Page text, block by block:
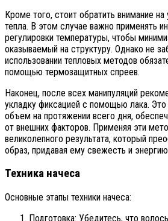
Кроме того, стоит обратить внимание
тепла. В этом случае важно применять
регулировки температуры, чтобы
оказываемый на структуру. Однако не
использовании тепловых методов
помощью термозащитных спреев.
Наконец, после всех манипуляций
укладку фиксацией с помощью лака.
объем на протяжении всего дня,
от внешних факторов. Применяя эти
великолепного результата, который
образ, придавая ему свежесть и
Техника начеса
Основные этапы техники начеса:
Подготовка: Убедитесь, что